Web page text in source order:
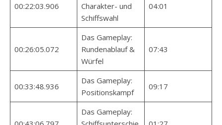
00:22:03.906
Charakter- und
Schiffswahl
04:01
00:26:05.072
Das Gameplay:
Rundenablauf &
Würfel
07:43
00:33:48.936
Das Gameplay:
Positionskampf
09:17
Das Gameplay: